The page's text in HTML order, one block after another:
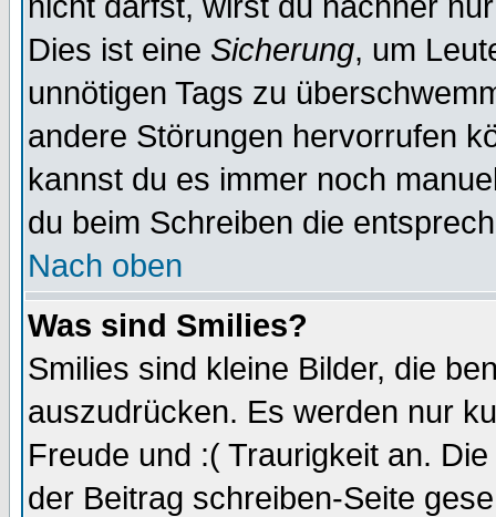
Dies ist eine Sicherung, um
unnötigen Tags zu
andere Störungen hervorrufen
kannst du es immer noch
du beim Schreiben die
Nach oben
Was sind Smilies?
Smilies sind kleine Bilder, die
auszudrücken. Es werden nur
Freude und :( Traurigkeit an.
der Beitrag schreiben-Seite